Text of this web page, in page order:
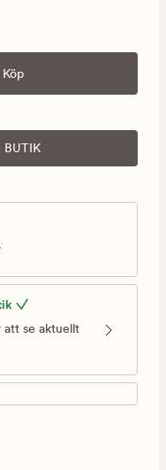
Köp
BUTIK
att se aktuellt